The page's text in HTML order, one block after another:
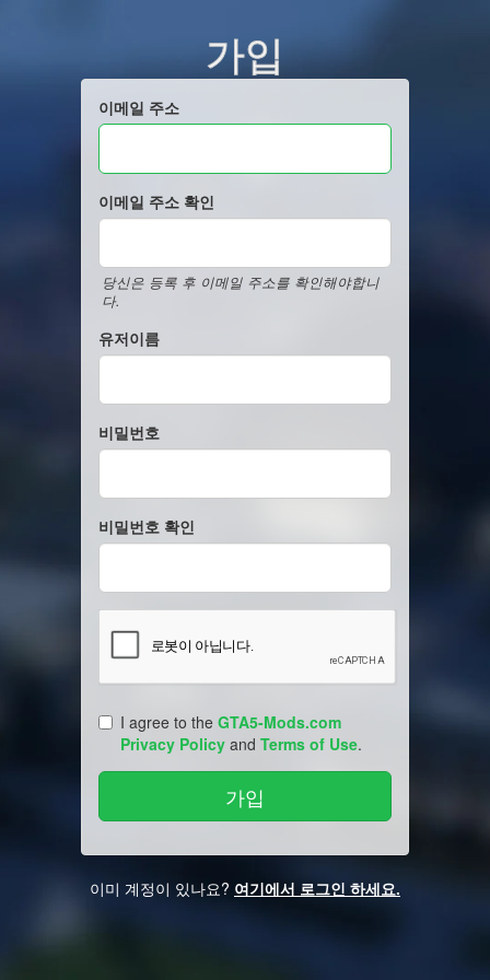
가입
이메일 주소
이메일 주소 확인
당신은 등록 후 이메일 주소를 확인해야합니
다.
유저이름
비밀번호
비밀번호 확인
I agree to the GTA5-Mods.com
Privacy Policy and Terms of Use.
이미 계정이 있나요? 여기에서 로그인 하세요.